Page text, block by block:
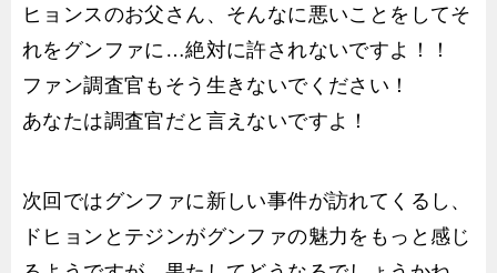
ヒョンスのお父さん、そんなに悪いことをしてそ
れをグンファに…絶対に許されないですよ！！
ファン調査官もそう生きないでください！
あなたは調査官だと言えないですよ！
次回ではグンファに新しい事件が訪れてくるし、
ドヒョンとテジンがグンファの魅力をもっと感じ